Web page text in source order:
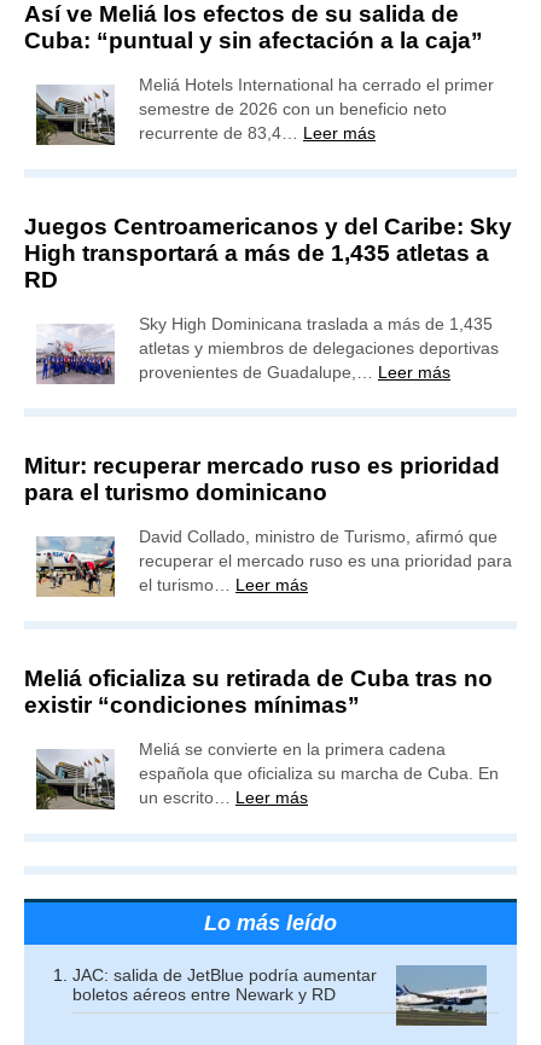
Así ve Meliá los efectos de su salida de
Cuba: “puntual y sin afectación a la caja”
Meliá Hotels International ha cerrado el primer
semestre de 2026 con un beneficio neto
recurrente de 83,4… Leer más
Juegos Centroamericanos y del Caribe: Sky
High transportará a más de 1,435 atletas a
RD
Sky High Dominicana traslada a más de 1,435
atletas y miembros de delegaciones deportivas
provenientes de Guadalupe,… Leer más
Mitur: recuperar mercado ruso es prioridad
para el turismo dominicano
David Collado, ministro de Turismo, afirmó que
recuperar el mercado ruso es una prioridad para
el turismo… Leer más
Meliá oficializa su retirada de Cuba tras no
existir “condiciones mínimas”
Meliá se convierte en la primera cadena
española que oficializa su marcha de Cuba. En
un escrito… Leer más
Lo más leído
JAC: salida de JetBlue podría aumentar
boletos aéreos entre Newark y RD